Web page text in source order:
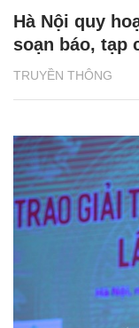
TRUYỀN THÔNG
Hà Nội quy
soạn báo, tạp